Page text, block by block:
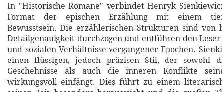
In "Historische Romane" verbindet Henryk
Format der epischen Erzählung mit einem
Bewusstsein. Die erzählerischen Strukturen sind von
Detailgenauigkeit durchzogen und entführen den
und sozialen Verhältnisse vergangener Epochen.
einen flüssigen, jedoch präzisen Stil, der sowohl
Geschehnisse als auch die inneren Konflikte
wirkungsvoll einfängt. Dies führt zu einem